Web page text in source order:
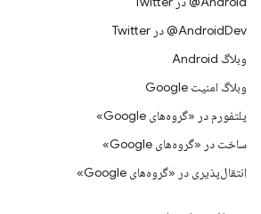
AndroidDev@ در Twitter
وبلاگ Android
وبلاگ امنیت Google
پلتفورم در «گروه‌های Google»
ساخت در «گروه‌های Google»
انتقال‌پذیری در «گروه‌های Google»